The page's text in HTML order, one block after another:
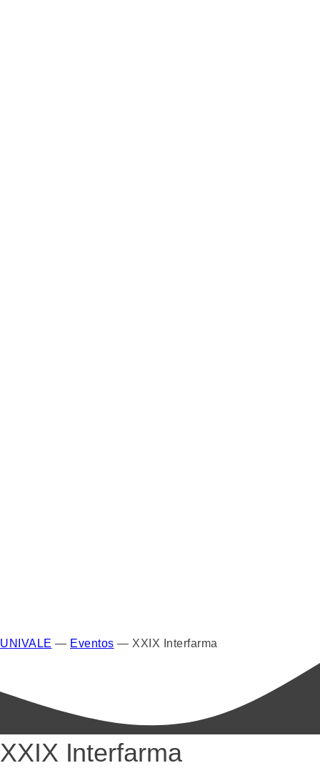
UNIVALE — Eventos — XXIX Interfarma
XXIX Interfarma